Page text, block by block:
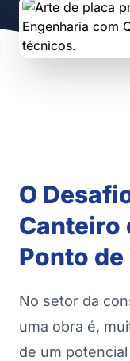
O
Canteiro
Ponto de
No setor da
uma obra é,
de um